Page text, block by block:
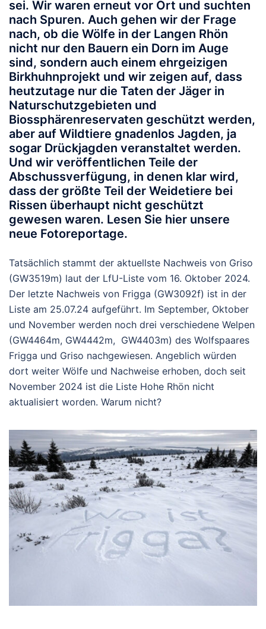
sei. Wir waren erneut vor Ort und suchten
nach Spuren. Auch gehen wir der Frage
nach, ob die Wölfe in der Langen Rhön
nicht nur den Bauern ein Dorn im Auge
sind, sondern auch einem ehrgeizigen
Birkhuhnprojekt und wir zeigen auf, dass
heutzutage nur die Taten der Jäger in
Naturschutzgebieten und
Biossphärenreservaten geschützt werden,
aber auf Wildtiere gnadenlos Jagden, ja
sogar Drückjagden veranstaltet werden.
Und wir veröffentlichen Teile der
Abschussverfügung, in denen klar wird,
dass der größte Teil der Weidetiere bei
Rissen überhaupt nicht geschützt
gewesen waren. Lesen Sie hier unsere
neue Fotoreportage.
Tatsächlich stammt der aktuellste Nachweis von Griso
(GW3519m) laut der LfU-Liste vom 16. Oktober 2024.
Der letzte Nachweis von Frigga (GW3092f) ist in der
Liste am 25.07.24 aufgeführt. Im September, Oktober
und November werden noch drei verschiedene Welpen
(GW4464m, GW4442m, GW4403m) des Wolfspaares
Frigga und Griso nachgewiesen. Angeblich würden
dort weiter Wölfe und Nachweise erhoben, doch seit
November 2024 ist die Liste Hohe Rhön nicht
aktualisiert worden. Warum nicht?